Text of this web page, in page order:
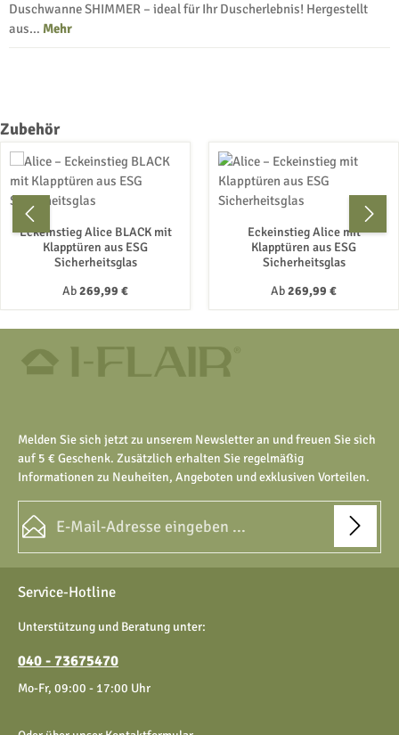
Duschwanne SHIMMER – ideal für Ihr Duscherlebnis! Hergestellt
aus… Mehr
Produktgalerie überspringen
Zubehör
Eckeinstieg Alice BLACK mit
Klapptüren aus ESG
Sicherheitsglas
Regulärer Preis:
Ab269,99 €
Eckeinstieg Alice mit
Klapptüren aus ESG
Sicherheitsglas
Regulärer Preis:
Ab269,99 €
Melden Sie sich jetzt zu unserem Newsletter an und freuen Sie sich
auf 5 € Geschenk. Zusätzlich erhalten Sie regelmäßig
Informationen zu Neuheiten, Angeboten und exklusiven Vorteilen.
Datenschutz
Ich habe dieDatenschutzbestimmungen
genommen und dieAGBgelesen und bin mit ihnen
Die mit einem Stern (*) markierten Felder sind Pflichtfelder.
Service-Hotline
Unterstützung und Beratung unter:
040 - 73675470
Mo-Fr, 09:00 - 17:00 Uhr